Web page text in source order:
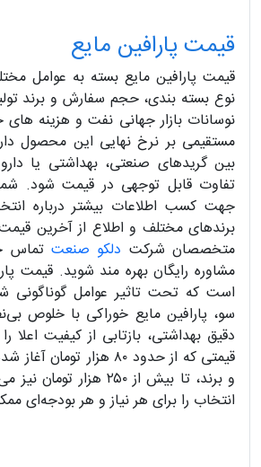
قیمت پارافین مایع
قیمت پارافین مایع بسته به عوامل
نوع بسته‌ بندی، حجم سفارش و برند
نوسانات بازار جهانی نفت و هزینه‌ های
مستقیمی بر نرخ نهایی این محصول
بین گریدهای صنعتی، بهداشتی یا
تفاوت قابل توجهی در قیمت شود.
جهت کسب اطلاعات بیشتر درباره
برندهای مختلف و اطلاع از آخرین
متخصصان شرکت دلکو صنعت تماس
مشاوره رایگان بهره مند شوید. قیمت
است که تحت تاثیر عوامل گوناگونی
سو، پارافین مایع خوراکی با خلوص
دقیق بهداشتی، بازتابی از کیفیت اعلا
قیمتی که از حدود ۸۰ هزار
و برند، تا بیش از ۲۵۰
انتخاب را برای هر نیاز و هر بودجه‌ای